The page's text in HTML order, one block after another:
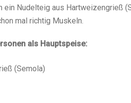
ein Nudelteig aus Hartweizengrieß
mal richtig Muskeln.
als Hauptspeise:
(Semola)